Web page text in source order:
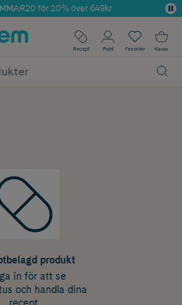
2025 inom Skönhet
för 20% över 649kr
✓ Fri frakt
på alla köp*
Recept Profil Favoriter Kassa
produkt
in för att se
och handla dina